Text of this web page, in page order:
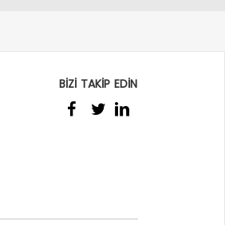
BİZİ TAKİP EDİN